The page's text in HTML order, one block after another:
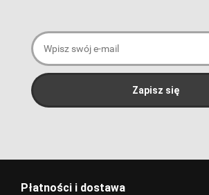
Płatności i dostawa